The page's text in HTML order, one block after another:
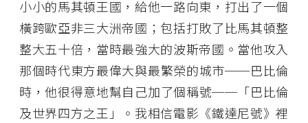
小小的馬其頓王國，給他一路向東，打出了一個
橫跨歐亞非三大洲帝國；包括打敗了比馬其頓整
整大五十倍，當時最強大的波斯帝國。當他攻入
那個時代東方最偉大與最繁榮的城市──巴比倫
時，他很得意地幫自己加了個稱號──「巴比倫
及世界四方之王」。我相信電影《鐵達尼號》裡